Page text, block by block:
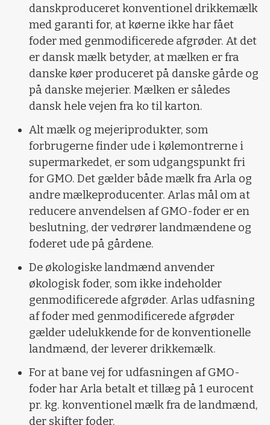
danskproduceret konventionel drikkemælk
med garanti for, at køerne ikke har fået
foder med genmodificerede afgrøder. At det
er dansk mælk betyder, at mælken er fra
danske køer produceret på danske gårde og
på danske mejerier. Mælken er således
dansk hele vejen fra ko til karton.
Alt mælk og mejeriprodukter, som
forbrugerne finder ude i kølemontrerne i
supermarkedet, er som udgangspunkt fri
for GMO. Det gælder både mælk fra Arla og
andre mælkeproducenter. Arlas mål om at
reducere anvendelsen af GMO-foder er en
beslutning, der vedrører landmændene og
foderet ude på gårdene.
De økologiske landmænd anvender
økologisk foder, som ikke indeholder
genmodificerede afgrøder. Arlas udfasning
af foder med genmodificerede afgrøder
gælder udelukkende for de konventionelle
landmænd, der leverer drikkemælk.
For at bane vej for udfasningen af GMO-
foder har Arla betalt et tillæg på 1 eurocent
pr. kg. konventionel mælk fra de landmænd,
der skifter foder.